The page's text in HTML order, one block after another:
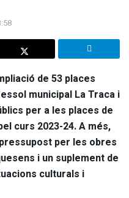
de 53 places
municipal La Traca i
per a les places de
curs 2023-24. A més,
per les obres
i un suplement de
culturals i